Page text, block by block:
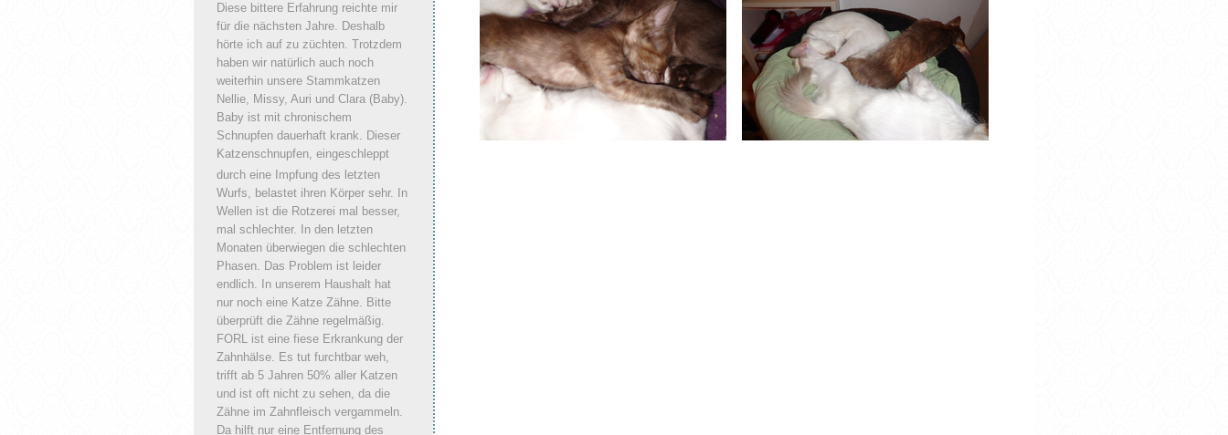
Diese bittere Erfahrung reichte mir
für die nächsten Jahre. Deshalb
hörte ich auf zu züchten. Trotzdem
haben wir natürlich auch noch
weiterhin unsere Stammkatzen
Nellie, Missy, Auri und Clara (Baby).
Baby ist mit chronischem
Schnupfen dauerhaft krank. Dieser
Katzenschnupfen, eingeschleppt
durch eine Impfung des letzten
Wurfs, belastet ihren Körper sehr. In
Wellen ist die Rotzerei mal besser,
mal schlechter. In den letzten
Monaten überwiegen die schlechten
Phasen. Das Problem ist leider
endlich. In unserem Haushalt hat
nur noch eine Katze Zähne. Bitte
überprüft die Zähne regelmäßig.
FORL ist eine fiese Erkrankung der
Zahnhälse. Es tut furchtbar weh,
trifft ab 5 Jahren 50% aller Katzen
und ist oft nicht zu sehen, da die
Zähne im Zahnfleisch vergammeln.
Da hilft nur eine Entfernung des